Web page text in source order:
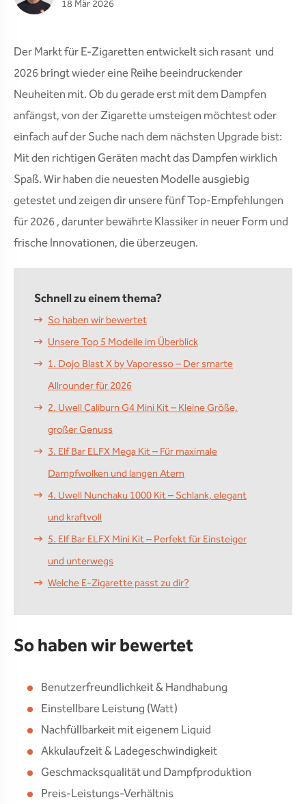
18 Mär 2026
Der Markt für E-Zigaretten entwickelt sich rasant und
2026 bringt wieder eine Reihe beeindruckender
Neuheiten mit. Ob du gerade erst mit dem Dampfen
anfängst, von der Zigarette umsteigen möchtest oder
einfach auf der Suche nach dem nächsten Upgrade bist:
Mit den richtigen Geräten macht das Dampfen wirklich
Spaß. Wir haben die neuesten Modelle ausgiebig
getestet und zeigen dir unsere fünf Top-Empfehlungen
für 2026 , darunter bewährte Klassiker in neuer Form und
frische Innovationen, die überzeugen.
Schnell zu einem thema?
So haben wir bewertet
Unsere Top 5 Modelle im Überblick
1. Dojo Blast X by Vaporesso – Der smarte
Allrounder für 2026
2. Uwell Caliburn G4 Mini Kit – Kleine Größe,
großer Genuss
3. Elf Bar ELFX Mega Kit – Für maximale
Dampfwolken und langen Atem
4. Uwell Nunchaku 1000 Kit – Schlank, elegant
und kraftvoll
5. Elf Bar ELFX Mini Kit – Perfekt für Einsteiger
und unterwegs
Welche E-Zigarette passt zu dir?
So haben wir bewertet
Benutzerfreundlichkeit & Handhabung
Einstellbare Leistung (Watt)
Nachfüllbarkeit mit eigenem Liquid
Akkulaufzeit & Ladegeschwindigkeit
Geschmacksqualität und Dampfproduktion
Preis-Leistungs-Verhältnis